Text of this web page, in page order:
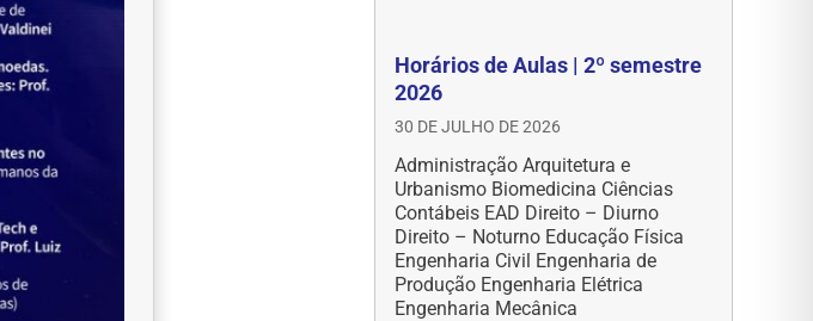
Horários de Aulas | 2º semestre
2026
30 DE JULHO DE 2026
Administração Arquitetura e
Urbanismo Biomedicina Ciências
Contábeis EAD Direito – Diurno
Direito – Noturno Educação Física
Engenharia Civil Engenharia de
Produção Engenharia Elétrica
Engenharia Mecânica